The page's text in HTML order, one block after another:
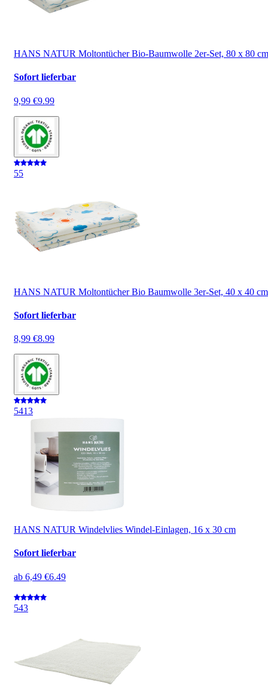
HANS NATUR Moltontücher Bio-Baumwolle 2er-Set, 80 x 80 cm
Sofort lieferbar
9,99 €9.99
55
HANS NATUR Moltontücher Bio Baumwolle 3er-Set, 40 x 40 cm
Sofort lieferbar
8,99 €8.99
5413
HANS NATUR Windelvlies Windel-Einlagen, 16 x 30 cm
Sofort lieferbar
ab 6,49 €6.49
543